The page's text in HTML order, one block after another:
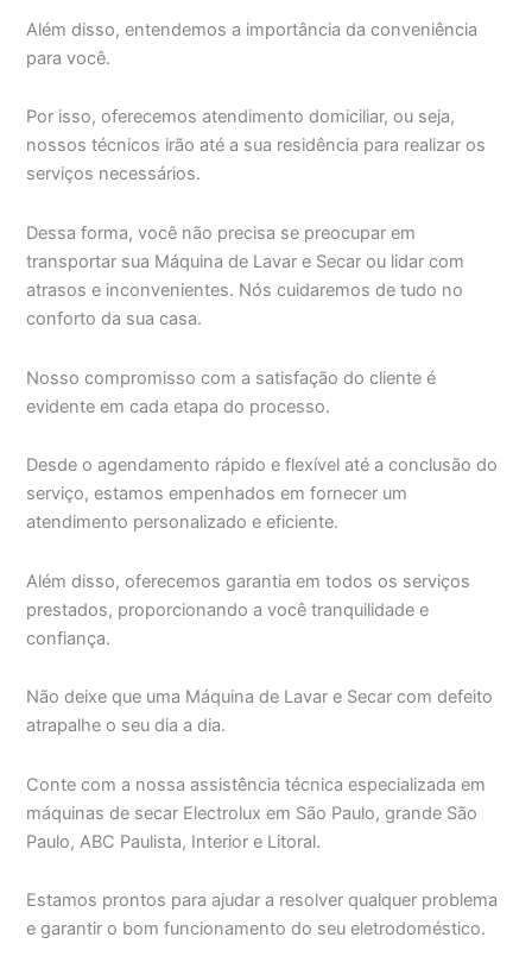
Além disso, entendemos a importância da conveniência
para você.
Por isso, oferecemos atendimento domiciliar, ou seja,
nossos técnicos irão até a sua residência para realizar os
serviços necessários.
Dessa forma, você não precisa se preocupar em
transportar sua Máquina de Lavar e Secar ou lidar com
atrasos e inconvenientes. Nós cuidaremos de tudo no
conforto da sua casa.
Nosso compromisso com a satisfação do cliente é
evidente em cada etapa do processo.
Desde o agendamento rápido e flexível até a conclusão do
serviço, estamos empenhados em fornecer um
atendimento personalizado e eficiente.
Além disso, oferecemos garantia em todos os serviços
prestados, proporcionando a você tranquilidade e
confiança.
Não deixe que uma Máquina de Lavar e Secar com defeito
atrapalhe o seu dia a dia.
Conte com a nossa assistência técnica especializada em
máquinas de secar Electrolux em São Paulo, grande São
Paulo, ABC Paulista, Interior e Litoral.
Estamos prontos para ajudar a resolver qualquer problema
e garantir o bom funcionamento do seu eletrodoméstico.